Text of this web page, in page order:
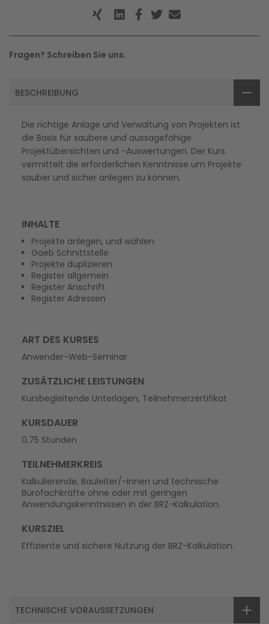
Fragen? Schreiben Sie uns.
BESCHREIBUNG
Die richtige Anlage und Verwaltung von Projekten ist
die Basis für saubere und aussagefähige
Projektübersichten und -Auswertungen. Der Kurs
vermittelt die erforderlichen Kenntnisse um Projekte
sauber und sicher anlegen zu können.
INHALTE
Projekte anlegen, und wählen
Gaeb Schnittstelle
Projekte duplizieren
Register allgemein
Register Anschrift
Register Adressen
ART DES KURSES
Anwender-Web-Seminar
ZUSÄTZLICHE LEISTUNGEN
Kursbegleitende Unterlagen, Teilnehmerzertifikat
KURSDAUER
0,75 Stunden
TEILNEHMERKREIS
Kalkulierende, Bauleiter/-innen und technische
Bürofachkräfte ohne oder mit geringen
Anwendungskenntnissen in der BRZ-Kalkulation.
KURSZIEL
Effiziente und sichere Nutzung der BRZ-Kalkulation.
TECHNISCHE VORAUSSETZUNGEN